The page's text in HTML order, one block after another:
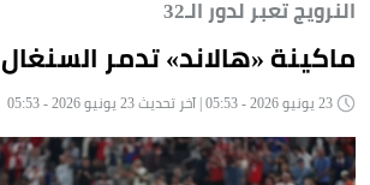
النرويج تعبر لدور الـ32
ماكينة «هالاند» تدمر السنغال